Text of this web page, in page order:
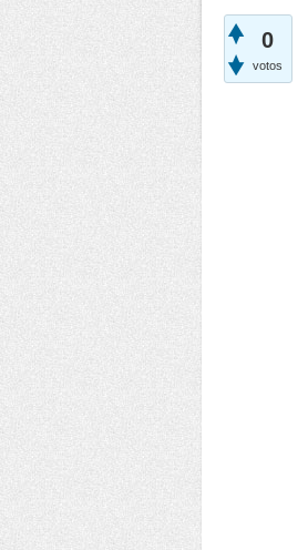
0
votos